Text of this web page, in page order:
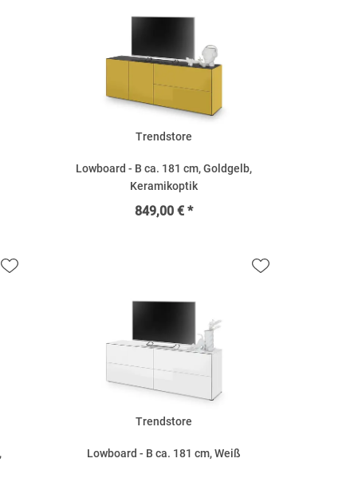
Trendstore
Lowboard - B ca. 181 cm, Goldgelb,
Keramikoptik
849,00 € *
Trendstore
Lowboard - B ca. 181 cm, Weiß